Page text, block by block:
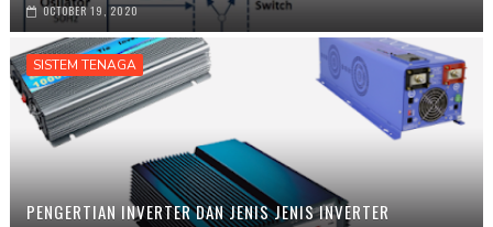
OCTOBER 19, 2020
SISTEM TENAGA
PENGERTIAN INVERTER DAN JENIS JENIS INVERTER